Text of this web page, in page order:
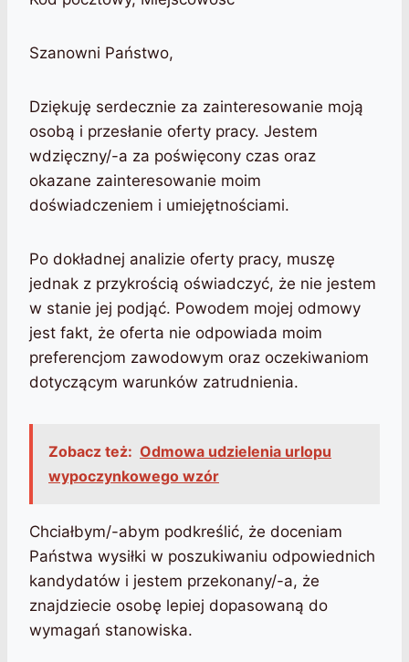
Szanowni Państwo,
Dziękuję serdecznie za zainteresowanie moją
osobą i przesłanie oferty pracy. Jestem
wdzięczny/-a za poświęcony czas oraz
okazane zainteresowanie moim
doświadczeniem i umiejętnościami.
Po dokładnej analizie oferty pracy, muszę
jednak z przykrością oświadczyć, że nie jestem
w stanie jej podjąć. Powodem mojej odmowy
jest fakt, że oferta nie odpowiada moim
preferencjom zawodowym oraz oczekiwaniom
dotyczącym warunków zatrudnienia.
Zobacz też: Odmowa udzielenia urlopu
wypoczynkowego wzór
Chciałbym/-abym podkreślić, że doceniam
Państwa wysiłki w poszukiwaniu odpowiednich
kandydatów i jestem przekonany/-a, że
znajdziecie osobę lepiej dopasowaną do
wymagań stanowiska.